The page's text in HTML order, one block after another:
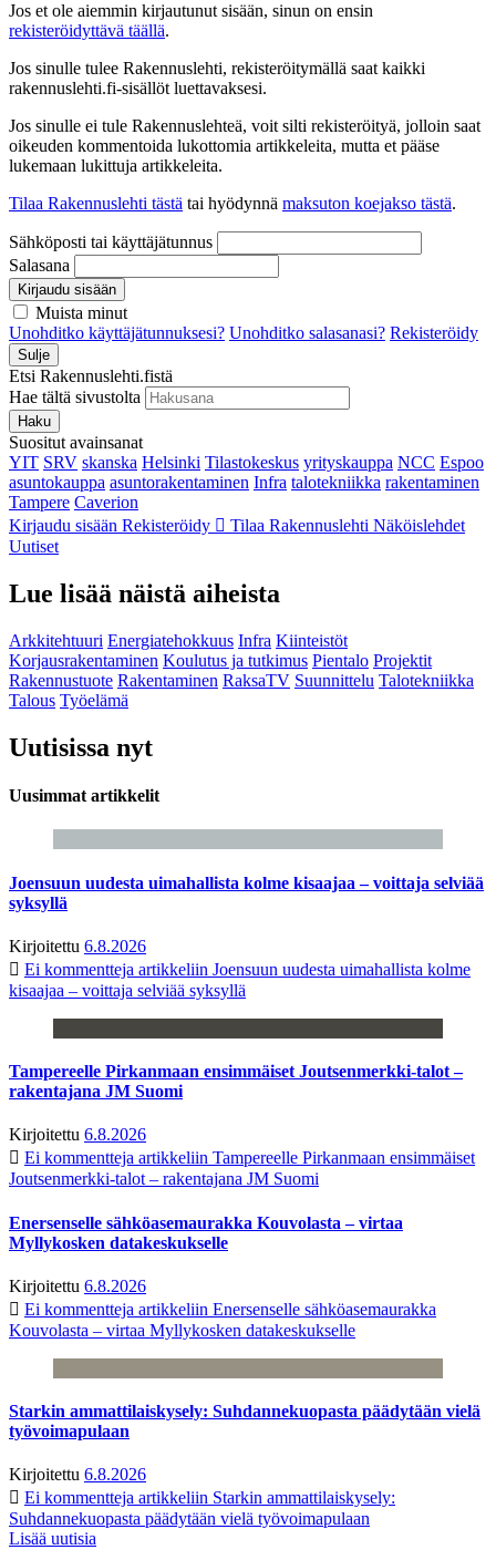
Jos et ole aiemmin kirjautunut sisään, sinun on ensin
rekisteröidyttävä täällä.
Jos sinulle tulee Rakennuslehti, rekisteröitymällä saat kaikki
rakennuslehti.fi-sisällöt luettavaksesi.
Jos sinulle ei tule Rakennuslehteä, voit silti rekisteröityä, jolloin saat
oikeuden kommentoida lukottomia artikkeleita, mutta et pääse
lukemaan lukittuja artikkeleita.
Tilaa Rakennuslehti tästä tai hyödynnä maksuton koejakso tästä.
Sähköposti tai käyttäjätunnus
Salasana
Kirjaudu sisään
Muista minut
Unohditko käyttäjätunnuksesi? Unohditko salasanasi? Rekisteröidy
Sulje
Etsi Rakennuslehti.fistä
Hae tältä sivustolta
Haku
Suositut avainsanat
YIT SRV skanska Helsinki Tilastokeskus yrityskauppa NCC Espoo
asuntokauppa asuntorakentaminen Infra talotekniikka rakentaminen
Tampere Caverion
Kirjaudu sisään Rekisteröidy Tilaa Rakennuslehti Näköislehdet
Uutiset
Lue lisää näistä aiheista
Arkkitehtuuri Energiatehokkuus Infra Kiinteistöt
Korjausrakentaminen Koulutus ja tutkimus Pientalo Projektit
Rakennustuote Rakentaminen RaksaTV Suunnittelu Talotekniikka
Talous Työelämä
Uutisissa nyt
Uusimmat artikkelit
Joensuun uudesta uimahallista kolme kisaajaa – voittaja selviää
syksyllä
Kirjoitettu 6.8.2026
Ei kommentteja artikkeliin Joensuun uudesta uimahallista kolme
kisaajaa – voittaja selviää syksyllä
Tampereelle Pirkanmaan ensimmäiset Joutsenmerkki-talot –
rakentajana JM Suomi
Kirjoitettu 6.8.2026
Ei kommentteja artikkeliin Tampereelle Pirkanmaan ensimmäiset
Joutsenmerkki-talot – rakentajana JM Suomi
Enersenselle sähköasemaurakka Kouvolasta – virtaa
Myllykosken datakeskukselle
Kirjoitettu 6.8.2026
Ei kommentteja artikkeliin Enersenselle sähköasemaurakka
Kouvolasta – virtaa Myllykosken datakeskukselle
Starkin ammattilaiskysely: Suhdannekuopasta päädytään vielä
työvoimapulaan
Kirjoitettu 6.8.2026
Ei kommentteja artikkeliin Starkin ammattilaiskysely:
Suhdannekuopasta päädytään vielä työvoimapulaan
Lisää uutisia